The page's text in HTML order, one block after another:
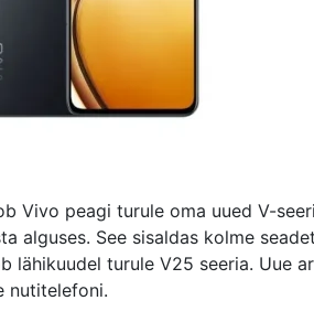
Vivo peagi turule oma uued V-
alguses. See sisaldas kolme
lähikuudel turule V25 seeria. Uue
nutitelefoni.